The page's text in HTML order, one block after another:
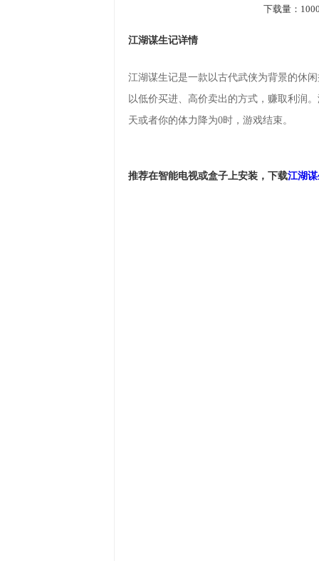
下载量：
江湖谋生记详情
江湖谋生记是一款以古代武侠为背景的休
以低价买进、高价卖出的方式，赚取利润
天或者你的体力降为0时，游戏结束。
推荐在智能电视或盒子上安装，下载江湖